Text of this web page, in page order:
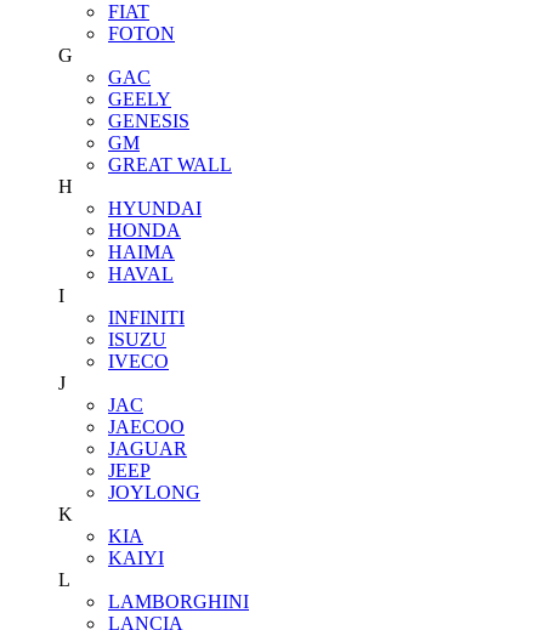
FIAT
FOTON
G
GAC
GEELY
GENESIS
GM
GREAT WALL
H
HYUNDAI
HONDA
HAIMA
HAVAL
I
INFINITI
ISUZU
IVECO
J
JAC
JAECOO
JAGUAR
JEEP
JOYLONG
K
KIA
KAIYI
L
LAMBORGHINI
LANCIA